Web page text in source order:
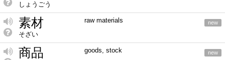
しょうごう
素材
そざい
raw materials new
商品 goods, stock new